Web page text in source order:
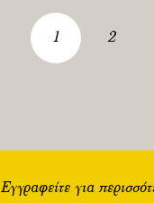
1 2
Εγγραφείτε για